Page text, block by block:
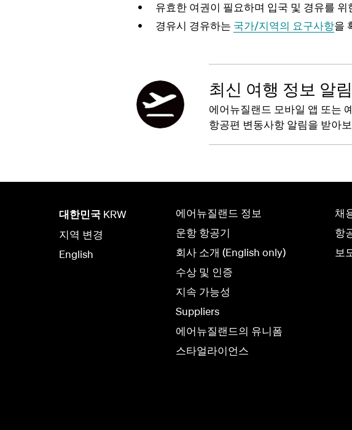
유효한 여권이 필요하며 입국 및 경유를 위
경유시 경유하는 국가/지역의 요구사항을
최신 여행 정보 알
에어뉴질랜드 모바일 앱 또는
항공편 변동사항 알림을 받아
대한민국 KRW
지역 변경
English
에어뉴질랜드 정보
운항 항공기
회사 소개 (English only)
수상 및 인증
지속 가능성
Suppliers
에어뉴질랜드의 유니폼
스타얼라이언스
채
항
보